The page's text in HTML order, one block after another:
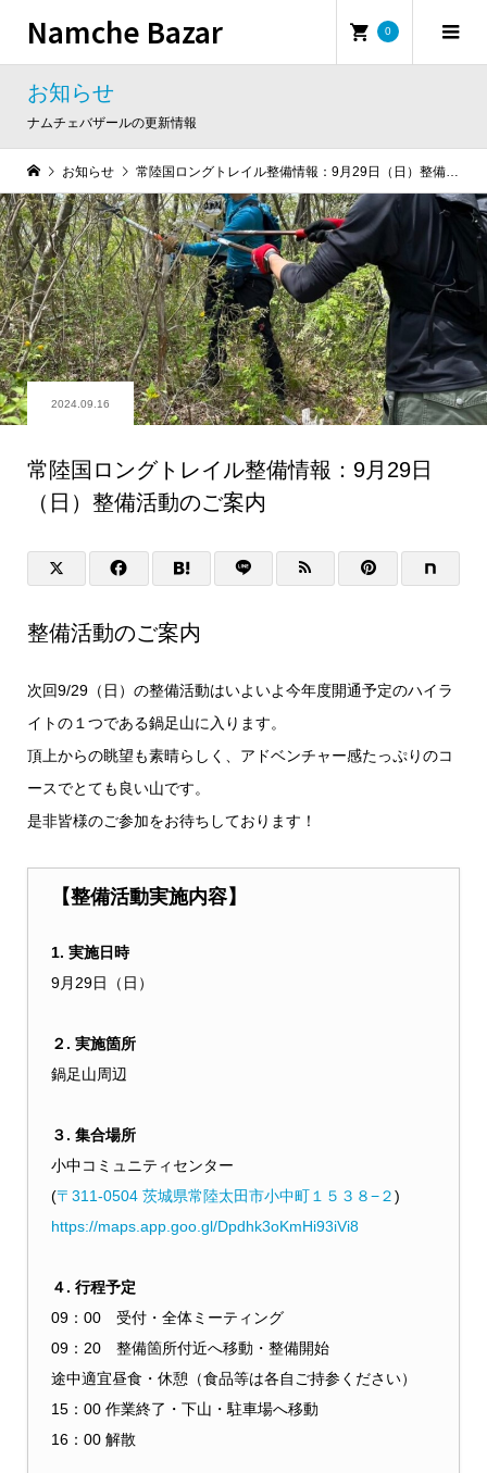
Namche Bazar 0
お知らせ
ナムチェバザールの更新情報
お知らせ 常陸国ロングトレイル整備情報：9月29日（日）整備活動のご案内
2024.09.16
常陸国ロングトレイル整備情報：9月29日
（日）整備活動のご案内
整備活動のご案内
次回9/29（日）の整備活動はいよいよ今年度開通予定のハイラ
イトの１つである鍋足山に入ります。
頂上からの眺望も素晴らしく、アドベンチャー感たっぷりのコ
ースでとても良い山です。
是非皆様のご参加をお待ちしております！
【整備活動実施内容】
1. 実施日時
9月29日（日）
２. 実施箇所
鍋足山周辺
３. 集合場所
小中コミュニティセンター
(〒311-0504 茨城県常陸太田市小中町１５３８−２)
https://maps.app.goo.gl/Dpdhk3oKmHi93iVi8
４. 行程予定
09：00 受付・全体ミーティング
09：20 整備箇所付近へ移動・整備開始
途中適宜昼食・休憩（食品等は各自ご持参ください）
15：00 作業終了・下山・駐車場へ移動
16：00 解散